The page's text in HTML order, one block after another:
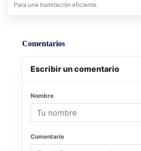
Para una tramitación eficiente.
Comentarios
Escribir un comentario
Nombre
Comentario